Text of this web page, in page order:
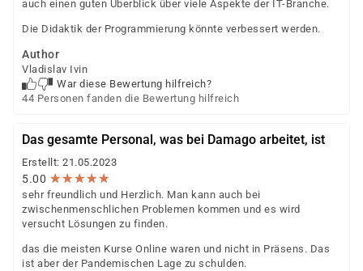
auch einen guten Überblick über viele Aspekte der IT-Branche.
Die Didaktik der Programmierung könnte verbessert werden.
Author
Vladislav Ivin
War diese Bewertung hilfreich?
44 Personen fanden die Bewertung hilfreich
Das gesamte Personal, was bei Damago arbeitet, ist
Erstellt: 21.05.2023
5.00 ★★★★★
★★★★★
sehr freundlich und Herzlich. Man kann auch bei
zwischenmenschlichen Problemen kommen und es wird
versucht Lösungen zu finden.
das die meisten Kurse Online waren und nicht in Präsens. Das
ist aber der Pandemischen Lage zu schulden.